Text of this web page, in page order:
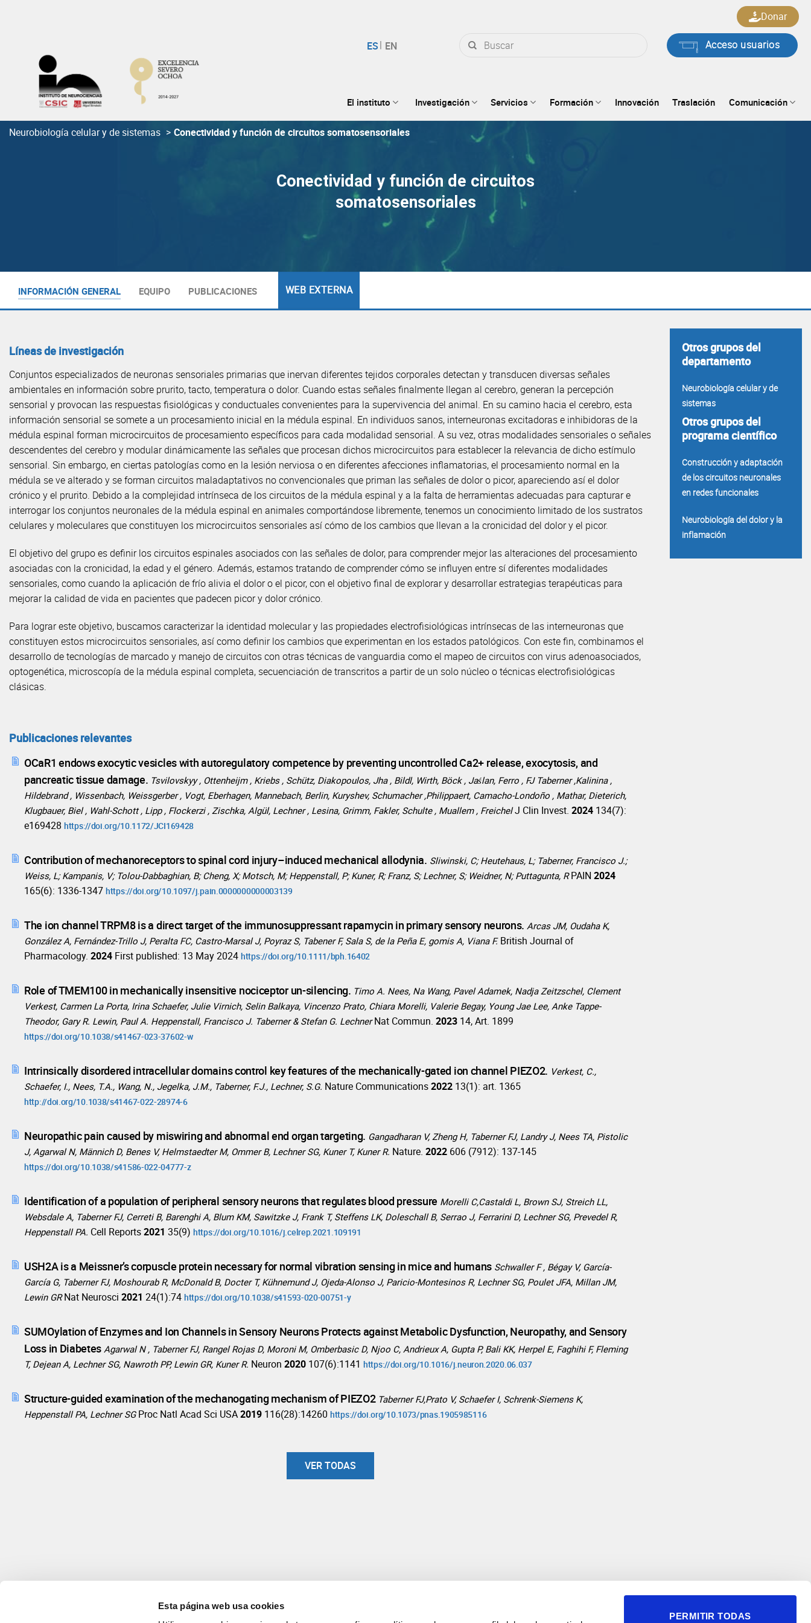
Esta página web usa cookies
PERMITIR TODAS
por:
Acceso usuarios
Donar
El instituto Investigación Servicios Formación Innovación Traslación Comunicación
Neurobiología celular y de sistemas > Conectividad y función de circuitos somatosensoriales
Conectividad y función de circuitos
somatosensoriales
INFORMACIÓN GENERAL EQUIPO PUBLICACIONES WEB EXTERNA
Líneas de investigación
Conjuntos especializados de neuronas sensoriales primarias que inervan diferentes tejidos corporales detectan y transducen diversas señales
ambientales en información sobre prurito, tacto, temperatura o dolor. Cuando estas señales finalmente llegan al cerebro, generan la percepción
sensorial y provocan las respuestas fisiológicas y conductuales convenientes para la supervivencia del animal. En su camino hacia el cerebro, esta
información sensorial se somete a un procesamiento inicial en la médula espinal. En individuos sanos, interneuronas excitadoras e inhibidoras de la
médula espinal forman microcircuitos de procesamiento específicos para cada modalidad sensorial. A su vez, otras modalidades sensoriales o señales
descendentes del cerebro y modular dinámicamente las señales que procesan dichos microcircuitos para establecer la relevancia de dicho estímulo
sensorial. Sin embargo, en ciertas patologías como en la lesión nerviosa o en diferentes afecciones inflamatorias, el procesamiento normal en la
médula se ve alterado y se forman circuitos maladaptativos no convencionales que priman las señales de dolor o picor, apareciendo así el dolor
crónico y el prurito. Debido a la complejidad intrínseca de los circuitos de la médula espinal y a la falta de herramientas adecuadas para capturar e
interrogar los conjuntos neuronales de la médula espinal en animales comportándose libremente, tenemos un conocimiento limitado de los sustratos
celulares y moleculares que constituyen los microcircuitos sensoriales así cómo de los cambios que llevan a la cronicidad del dolor y el picor.
El objetivo del grupo es definir los circuitos espinales asociados con las señales de dolor, para comprender mejor las alteraciones del procesamiento
asociadas con la cronicidad, la edad y el género. Además, estamos tratando de comprender cómo se influyen entre sí diferentes modalidades
sensoriales, como cuando la aplicación de frío alivia el dolor o el picor, con el objetivo final de explorar y desarrollar estrategias terapéuticas para
mejorar la calidad de vida en pacientes que padecen picor y dolor crónico.
Para lograr este objetivo, buscamos caracterizar la identidad molecular y las propiedades electrofisiológicas intrínsecas de las interneuronas que
constituyen estos microcircuitos sensoriales, así como definir los cambios que experimentan en los estados patológicos. Con este fin, combinamos el
desarrollo de tecnologías de marcado y manejo de circuitos con otras técnicas de vanguardia como el mapeo de circuitos con virus adenoasociados,
optogenética, microscopía de la médula espinal completa, secuenciación de transcritos a partir de un solo núcleo o técnicas electrofisiológicas
clásicas.
Publicaciones relevantes
OCaR1 endows exocytic vesicles with autoregulatory competence by preventing uncontrolled Ca2+ release, exocytosis, and
pancreatic tissue damage. Tsvilovskyy , Ottenheijm , Kriebs , Schütz, Diakopoulos, Jha , Bildl, Wirth, Böck , Jaślan, Ferro , FJ Taberner ,Kalinina ,
Hildebrand , Wissenbach, Weissgerber , Vogt, Eberhagen, Mannebach, Berlin, Kuryshev, Schumacher ,Philippaert, Camacho-Londoño , Mathar, Dieterich,
Klugbauer, Biel , Wahl-Schott , Lipp , Flockerzi , Zischka, Algül, Lechner , Lesina, Grimm, Fakler, Schulte , Muallem , FreichelJ Clin Invest. 2024 134(7):
e169428 https://doi.org/10.1172/JCI169428
Contribution of mechanoreceptors to spinal cord injury–induced mechanical allodynia. Sliwinski, C; Heutehaus, L; Taberner, Francisco J.;
Weiss, L; Kampanis, V; Tolou-Dabbaghian, B; Cheng, X; Motsch, M; Heppenstall, P; Kuner, R; Franz, S; Lechner, S; Weidner, N; Puttagunta, R PAIN 2024
165(6): 1336-1347 https://doi.org/10.1097/j.pain.0000000000003139
The ion channel TRPM8 is a direct target of the immunosuppressant rapamycin in primary sensory neurons. Arcas JM, Oudaha K,
González A, Fernández-Trillo J, Peralta FC, Castro-Marsal J, Poyraz S, Tabener F, Sala S, de la Peña E, gomis A, Viana F. British Journal of
Pharmacology. 2024 First published: 13 May 2024 https://doi.org/10.1111/bph.16402
Role of TMEM100 in mechanically insensitive nociceptor un-silencing. Timo A. Nees, Na Wang, Pavel Adamek, Nadja Zeitzschel, Clement
Verkest, Carmen La Porta, Irina Schaefer, Julie Virnich, Selin Balkaya, Vincenzo Prato, Chiara Morelli, Valerie Begay, Young Jae Lee, Anke Tappe-
Theodor, Gary R. Lewin, Paul A. Heppenstall, Francisco J. Taberner & Stefan G. Lechner Nat Commun. 2023 14, Art. 1899
https://doi.org/10.1038/s41467-023-37602-w
Intrinsically disordered intracellular domains control key features of the mechanically-gated ion channel PIEZO2. Verkest, C.,
Schaefer, I., Nees, T.A., Wang, N., Jegelka, J.M., Taberner, F.J., Lechner, S.G. Nature Communications2022 13(1): art. 1365
http://doi.org/10.1038/s41467-022-28974-6
Neuropathic pain caused by miswiring and abnormal end organ targeting. Gangadharan V, Zheng H, Taberner FJ, Landry J, Nees TA, Pistolic
J, Agarwal N, Männich D, Benes V, Helmstaedter M, Ommer B, Lechner SG, Kuner T, Kuner R. Nature. 2022 606 (7912): 137-145
https://doi.org/10.1038/s41586-022-04777-z
Identification of a population of peripheral sensory neurons that regulates blood pressure Morelli C,Castaldi L, Brown SJ, Streich LL,
Websdale A, Taberner FJ, Cerreti B, Barenghi A, Blum KM, Sawitzke J, Frank T, Steffens LK, Doleschall B, Serrao J, Ferrarini D, Lechner SG, Prevedel R,
Heppenstall PA. Cell Reports2021 35(9) https://doi.org/10.1016/j.celrep.2021.109191
USH2A is a Meissner’s corpuscle protein necessary for normal vibration sensing in mice and humans Schwaller F , Bégay V, García-
García G, Taberner FJ, Moshourab R, McDonald B, Docter T, Kühnemund J, Ojeda-Alonso J, Paricio-Montesinos R, Lechner SG, Poulet JFA, Millan JM,
Lewin GR Nat Neurosci 2021 24(1):74 https://doi.org/10.1038/s41593-020-00751-y
SUMOylation of Enzymes and Ion Channels in Sensory Neurons Protects against Metabolic Dysfunction, Neuropathy, and Sensory
Loss in Diabetes Agarwal N , Taberner FJ, Rangel Rojas D, Moroni M, Omberbasic D, Njoo C, Andrieux A, Gupta P, Bali KK, Herpel E, Faghihi F, Fleming
T, Dejean A, Lechner SG, Nawroth PP, Lewin GR, Kuner R. Neuron 2020 107(6):1141 https://doi.org/10.1016/j.neuron.2020.06.037
Structure-guided examination of the mechanogating mechanism of PIEZO2 Taberner FJ,Prato V, Schaefer I, Schrenk-Siemens K,
Heppenstall PA, Lechner SG Proc Natl Acad Sci USA2019 116(28):14260 https://doi.org/10.1073/pnas.1905985116
VER TODAS
Otros grupos del
departamento
Neurobiología celular y de
sistemas
Otros grupos del
programa científico
Construcción y adaptación
de los circuitos neuronales
en redes funcionales
Neurobiología del dolor y la
inflamación